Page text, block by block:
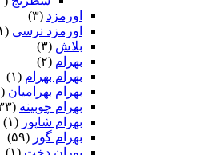
اورمزد (۳)
اورمزد نرسى‏ (۱)
بلاش (۳)
بهرام (۲)
بهرام بهرام (۱)
بهرام بهرامیان‏ (۱)
بهرام چوبینه (۳۳)
بهرام شاپور (۱)
بهرام گور (۵۹)